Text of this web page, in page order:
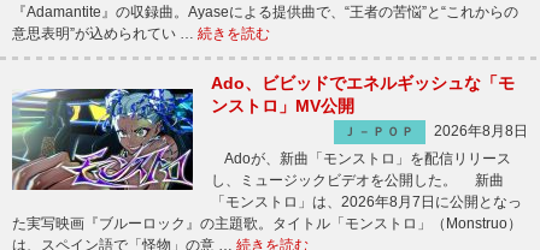
『Adamantite』の収録曲。Ayaseによる提供曲で、“王者の苦悩”と“これからの
意思表明”が込められてい … 続きを読む
Ado、ビビッドでエネルギッシュな「モ
ンストロ」MV公開
Ｊ－ＰＯＰ
2026年8月8日
Adoが、新曲「モンストロ」を配信リリース
し、ミュージックビデオを公開した。 新曲
「モンストロ」は、2026年8月7日に公開となっ
た実写映画『ブルーロック』の主題歌。タイトル「モンストロ」（Monstruo）
は、スペイン語で「怪物」の意 … 続きを読む